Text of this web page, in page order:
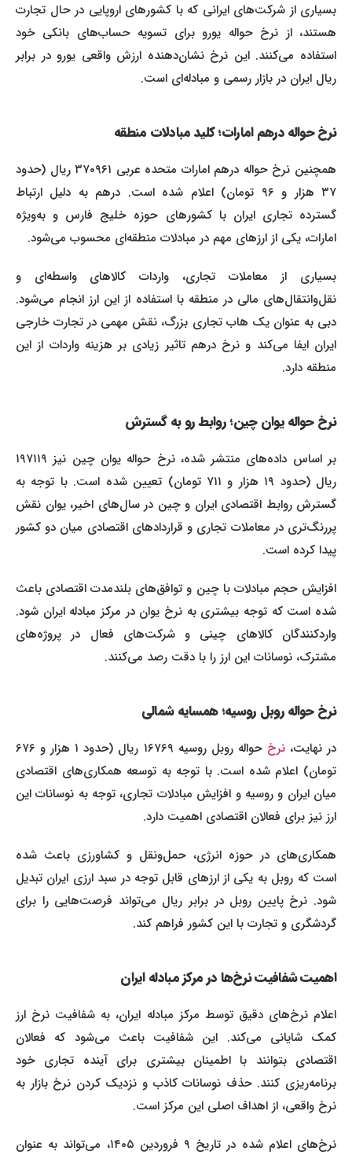
بسیاری از شرکت‌های ایرانی که با کشورهای اروپایی در حال تجارت
هستند، از نرخ حواله یورو برای تسویه حساب‌های بانکی خود
استفاده می‌کنند. این نرخ نشان‌دهنده ارزش واقعی یورو در برابر
ریال ایران در بازار رسمی و مبادله‌ای است.
نرخ حواله درهم امارات؛ کلید مبادلات منطقه
همچنین نرخ حواله درهم امارات متحده عربی ۳۷۰۹۶۱ ریال (حدود
۳۷ هزار و ۹۶ تومان) اعلام شده است. درهم به دلیل ارتباط
گسترده تجاری ایران با کشور‌های حوزه خلیج فارس و به‌ویژه
امارات، یکی از ارزهای مهم در مبادلات منطقه‌ای محسوب می‌شود.
بسیاری از معاملات تجاری، واردات کالاهای واسطه‌ای و
نقل‌وانتقال‌های مالی در منطقه با استفاده از این ارز انجام می‌شود.
دبی به عنوان یک هاب تجاری بزرگ، نقش مهمی در تجارت خارجی
ایران ایفا می‌کند و نرخ درهم تاثیر زیادی بر هزینه واردات از این
منطقه دارد.
نرخ حواله یوان چین؛ روابط رو به گسترش
بر اساس داده‌های منتشر شده، نرخ حواله یوان چین نیز ۱۹۷۱۱۹
ریال (حدود ۱۹ هزار و ۷۱۱ تومان) تعیین شده است. با توجه به
گسترش روابط اقتصادی ایران و چین در سال‌های اخیر، یوان نقش
پررنگ‌تری در معاملات تجاری و قرارداد‌های اقتصادی میان دو کشور
پیدا کرده است.
افزایش حجم مبادلات با چین و توافق‌های بلندمدت اقتصادی باعث
شده است که توجه بیشتری به نرخ یوان در مرکز مبادله ایران شود.
واردکنندگان کالاهای چینی و شرکت‌های فعال در پروژه‌های
مشترک، نوسانات این ارز را با دقت رصد می‌کنند.
نرخ حواله روبل روسیه؛ همسایه شمالی
در نهایت،نرخ
حواله روبل روسیه ۱۶۷۶۹ ریال (حدود ۱ هزار و ۶۷۶
تومان) اعلام شده است. با توجه به توسعه همکاری‌های اقتصادی
میان ایران و روسیه و افزایش مبادلات تجاری، توجه به نوسانات این
ارز نیز برای فعالان اقتصادی اهمیت دارد.
همکاری‌های در حوزه انرژی، حمل‌ونقل و کشاورزی باعث شده
است که روبل به یکی از ارزهای قابل توجه در سبد ارزی ایران تبدیل
شود. نرخ پایین روبل در برابر ریال می‌تواند فرصت‌هایی را برای
گردشگری و تجارت با این کشور فراهم کند.
اهمیت شفافیت نرخ‌ها در مرکز مبادله ایران
اعلام نرخ‌های دقیق توسط مرکز مبادله ایران، به شفافیت نرخ ارز
کمک شایانی می‌کند. این شفافیت باعث می‌شود که فعالان
اقتصادی بتوانند با اطمینان بیشتری برای آینده تجاری خود
برنامه‌ریزی کنند. حذف نوسانات کاذب و نزدیک کردن نرخ بازار به
نرخ واقعی، از اهداف اصلی این مرکز است.
نرخ‌های اعلام شده در تاریخ ۹ فروردین ۱۴۰۵، می‌تواند به عنوان